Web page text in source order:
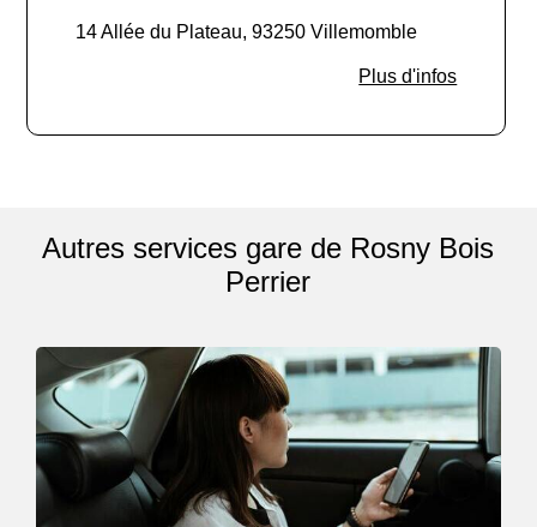
14 Allée du Plateau, 93250 Villemomble
Plus d'infos
Autres services gare de Rosny Bois
Perrier